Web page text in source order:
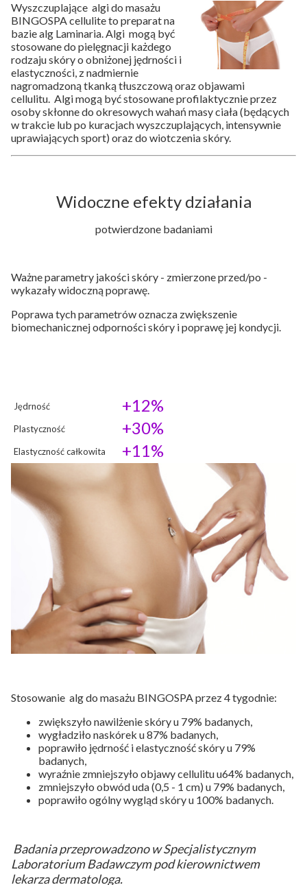
Wyszczuplające algi do masażu
BINGOSPA cellulite to preparat na
bazie alg Laminaria. Algi mogą być
stosowane do pielęgnacji każdego
rodzaju skóry o obniżonej jędrności i
elastyczności, z nadmiernie
nagromadzoną tkanką tłuszczową oraz objawami
cellulitu. Algi mogą być stosowane profilaktycznie przez
osoby skłonne do okresowych wahań masy ciała (będących
w trakcie lub po kuracjach wyszczuplających, intensywnie
uprawiających sport) oraz do wiotczenia skóry.
Widoczne efekty działania
potwierdzone badaniami
Ważne parametry jakości skóry - zmierzone przed/po -
wykazały widoczną poprawę.
Poprawa tych parametrów oznacza zwiększenie
biomechanicznej odporności skóry i poprawę jej kondycji.
Jędrność +12%
Plastyczność +30%
Elastyczność całkowita +11%
Stosowanie alg do masażu BINGOSPA przez 4 tygodnie:
zwiększyło nawilżenie skóry u 79% badanych,
wygładziło naskórek u 87% badanych,
poprawiło jędrność i elastyczność skóry u 79%
badanych,
wyraźnie zmniejszyło objawy cellulitu u64% badanych,
zmniejszyło obwód uda (0,5 - 1 cm) u 79% badanych,
poprawiło ogólny wygląd skóry u 100% badanych.
Badania przeprowadzono w Specjalistycznym
Laboratorium Badawczym pod kierownictwem
lekarza dermatologa.